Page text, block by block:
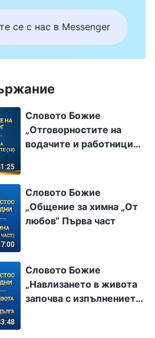
се с нас в Messenger
Словото Божие
„Отговорностите на
водачите и работниците
Словото Божие
„Общение за химна „От
любов“ Първа част
Словото Божие
„Навлизането в живота
започва с изпълнението